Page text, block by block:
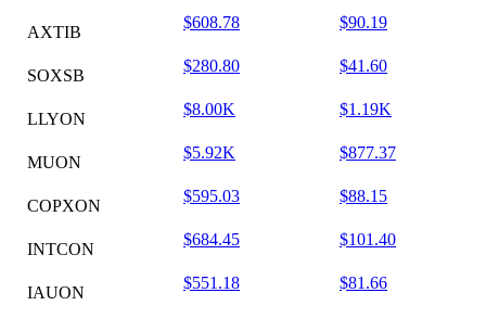
AXTIB
$608.78 $90.19
SOXSB
$280.80 $41.60
LLYON
$8.00K $1.19K
MUON
$5.92K $877.37
COPXON
$595.03 $88.15
INTCON
$684.45 $101.40
IAUON
$551.18 $81.66